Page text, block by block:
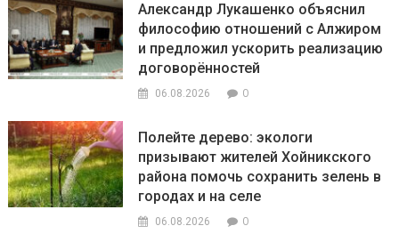
Александр Лукашенко объяснил
философию отношений с Алжиром
и предложил ускорить реализацию
договорённостей
06.08.2026 0
Полейте дерево: экологи
призывают жителей Хойникского
района помочь сохранить зелень в
городах и на селе
06.08.2026 0